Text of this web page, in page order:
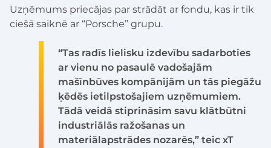
Uzņēmums priecājas par strādāt ar fondu, kas ir tik
ciešā saiknē ar “Porsche” grupu.
“Tas radīs lielisku izdevību sadarboties
ar vienu no pasaulē vadošajām
mašīnbūves kompānijām un tās piegāžu
ķēdēs ietilpstošajiem uzņēmumiem.
Tādā veidā stiprināsim savu klātbūtni
industriālās ražošanas un
materiālapstrādes nozarēs,” teic xT